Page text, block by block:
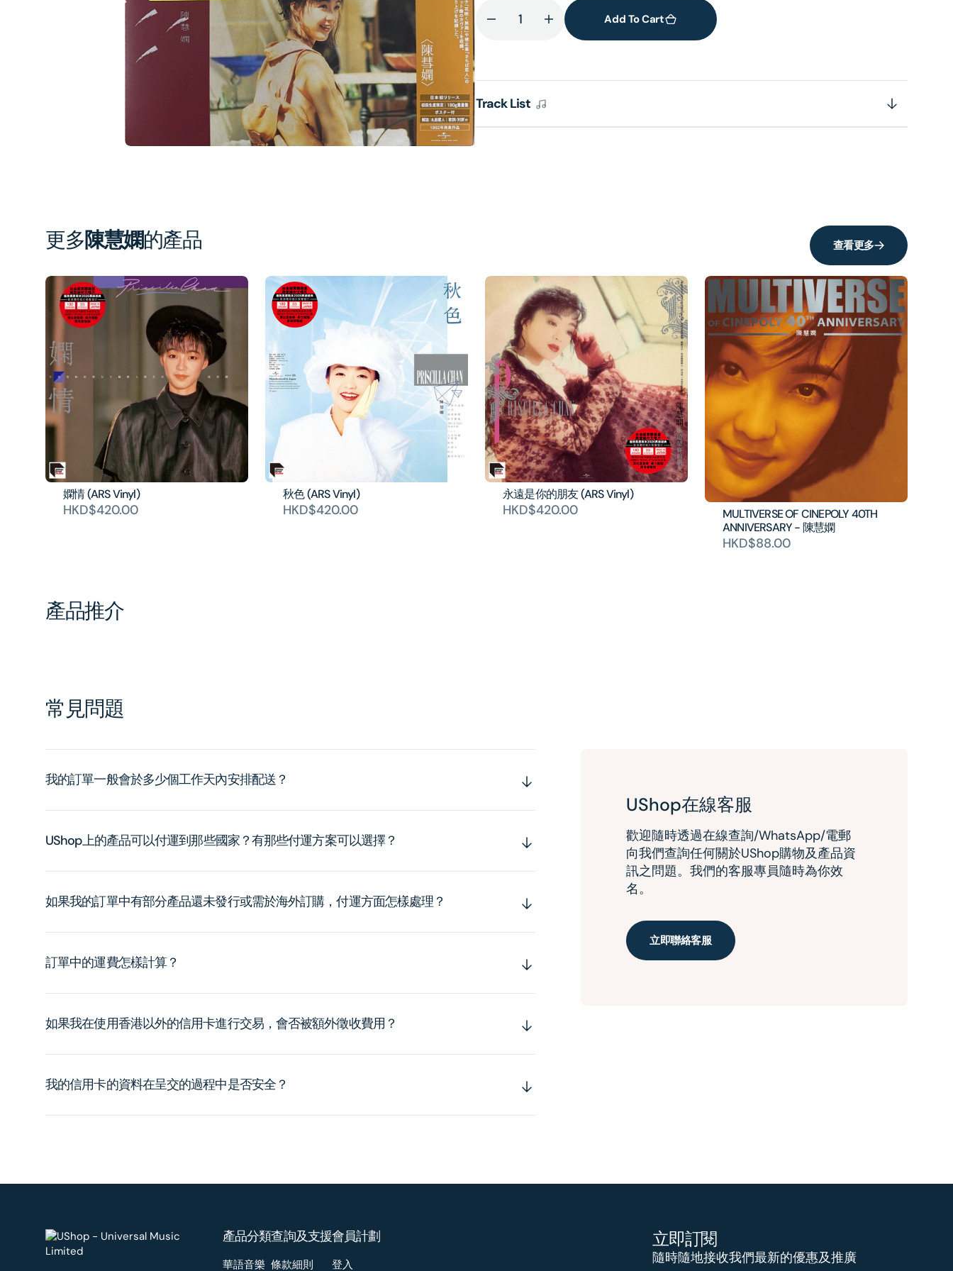
Decrease
歸
來
吧
(日
Increase
quantity
歸
(日
Vinyl)
Add To Cart
Track List
1
in
gallery
view
更多陳慧嫻的產品 查看更多
嫻情 (ARS Vinyl)
HKD$420.00
秋色 (ARS Vinyl)
HKD$420.00
永遠是你的朋友 (ARS Vinyl)
HKD$420.00
MULTIVERSE OF CINEPOLY 40TH
ANNIVERSARY - 陳慧嫻
HKD$88.00
產品推介
常見問題
我的訂單一般會於多少個工作天內安排配送？
UShop上的產品可以付運到那些國家？有那些付運方案可以選擇？
如果我的訂單中有部分產品還未發行或需於海外訂購，付運方面怎樣處理？
訂單中的運費怎樣計算？
如果我在使用香港以外的信用卡進行交易，會否被額外徵收費用？
我的信用卡的資料在呈交的過程中是否安全？
UShop在線客服
歡迎隨時透過在線查詢/WhatsApp/電郵
向我們查詢任何關於UShop購物及產品資
訊之問題。我們的客服專員隨時為你效
名。
立即聯絡客服
產品分類
華語音樂
查詢及支援
條款細則
會員計劃
登入
立即訂閱
隨時隨地接收我們最新的優惠及推廣